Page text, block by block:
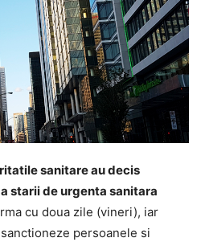
sanitare au decis
starii de urgenta sanitara
cu doua zile (vineri), iar
persoanele si